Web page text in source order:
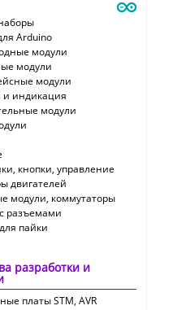
Arduino
модули
модули
модули
и индикация
модули
кнопки, управление
двигателей
модули, коммутаторы
разъемами
пайки
разработки и
платы STM, AVR